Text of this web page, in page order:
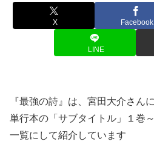
X Facebook
LINE
『最強の詩』は、宮田大介さん
単行本の「サブタイトル」１巻
一覧にして紹介しています